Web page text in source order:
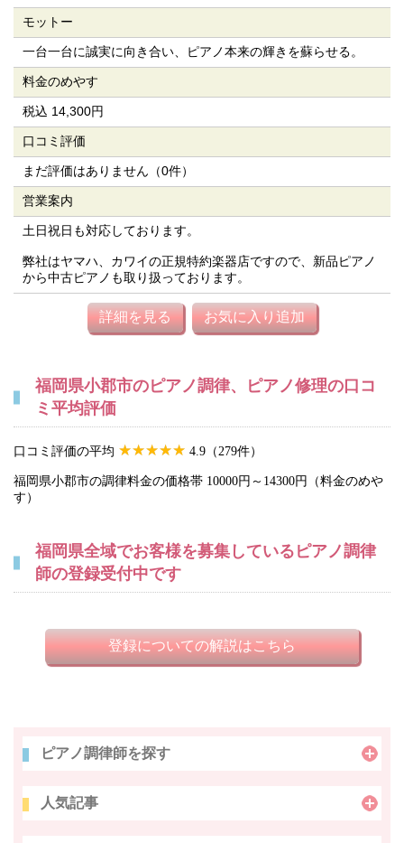
モットー
一台一台に誠実に向き合い、ピアノ本来の輝きを蘇らせる。
料金のめやす
税込 14,300円
口コミ評価
まだ評価はありません（0件）
営業案内
土日祝日も対応しております。
弊社はヤマハ、カワイの正規特約楽器店ですので、新品ピアノ
から中古ピアノも取り扱っております。
詳細を見る お気に入り追加
福岡県小郡市のピアノ調律、ピアノ修理の口コ
ミ平均評価
口コミ評価の平均 4.9（279件）
福岡県小郡市の調律料金の価格帯 10000円～14300円（料金のめや
す）
福岡県全域でお客様を募集しているピアノ調律
師の登録受付中です
登録についての解説はこちら
ピアノ調律師を探す
人気記事